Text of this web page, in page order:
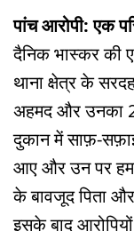
पांच आरोपी: एक
दैनिक भास्कर की
थाना क्षेत्र के
अहमद और उनका
दुकान में साफ़-
आए और उन पर
के बावजूद पिता
इसके बाद